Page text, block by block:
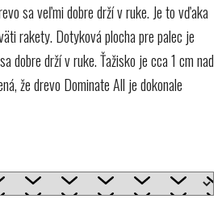
sa veľmi dobre drží v ruke. Je to vďaka
rakety. Dotyková plocha pre palec je
dobre drží v ruke. Ťažisko je cca 1 cm nad
že drevo Dominate All je dokonale